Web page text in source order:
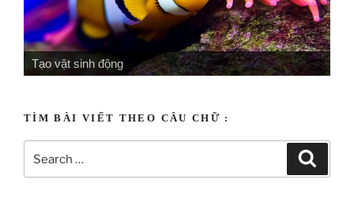
Tạo vật sinh động
Tạo vật uyên ương
TÌM BÀI VIẾT THEO CÂU CHỮ :